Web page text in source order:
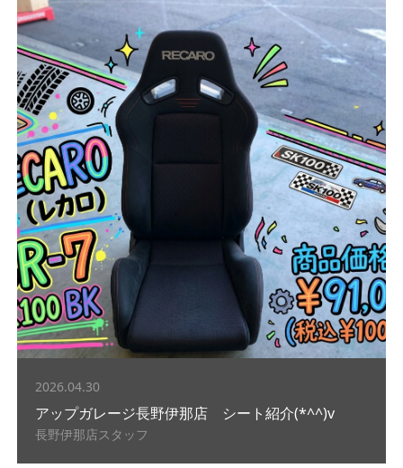
2026.04.30
アップガレージ長野伊那店 シート紹介(*^^)v
長野伊那店スタッフ